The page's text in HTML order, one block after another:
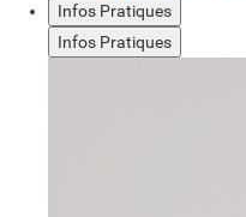
Infos Pratiques
Infos Pratiques